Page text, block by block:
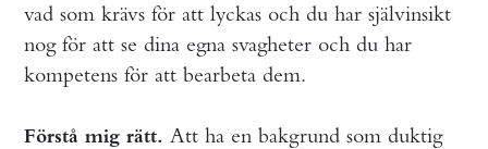
vad som krävs för att lyckas och du har självinsikt
nog för att se dina egna svagheter och du har
kompetens för att bearbeta dem.
Förstå mig rätt. Att ha en bakgrund som duktig